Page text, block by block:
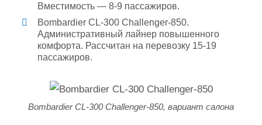
Вместимость — 8-9 пассажиров.
Bombardier CL-300 Challenger-850.
Административный лайнер повышенного
комфорта. Рассчитан на перевозку 15-19
пассажиров.
Bombardier CL-300 Challenger-850, вариант салона